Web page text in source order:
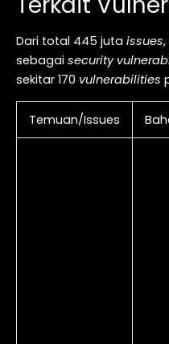
Dari total 445 juta issues
sebagai security
sekitar 170 vulnerabilities
Temuan/Issues